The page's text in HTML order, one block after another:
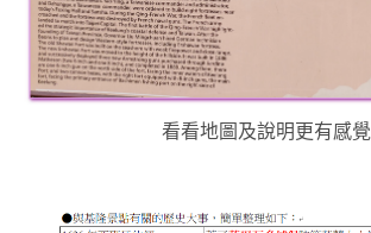
看看地圖及說明更有感覺